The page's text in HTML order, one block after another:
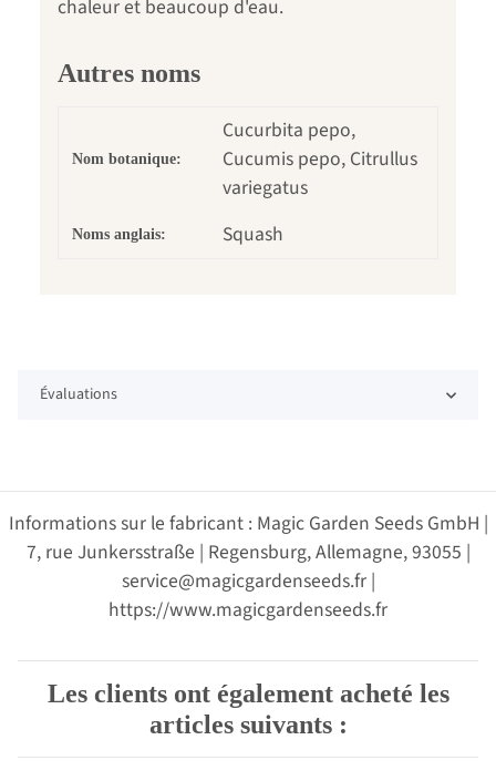
chaleur et beaucoup d'eau.
Autres noms
Nom botanique:
Cucurbita pepo,
Cucumis pepo, Citrullus
variegatus
Noms anglais: Squash
Évaluations
Informations sur le fabricant : Magic Garden Seeds GmbH |
7, rue Junkersstraße | Regensburg, Allemagne, 93055 |
service@magicgardenseeds.fr |
https://www.magicgardenseeds.fr
Les clients ont également acheté les
articles suivants :